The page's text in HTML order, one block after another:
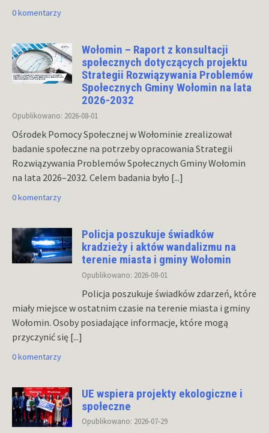
0 komentarzy
Wołomin – Raport z konsultacji
społecznych dotyczących projektu
Strategii Rozwiązywania Problemów
Społecznych Gminy Wołomin na lata
2026-2032
Opublikowano: 2026-08-01
Ośrodek Pomocy Społecznej w Wołominie zrealizował
badanie społeczne na potrzeby opracowania Strategii
Rozwiązywania Problemów Społecznych Gminy Wołomin
na lata 2026–2032. Celem badania było [...]
0 komentarzy
Policja poszukuje świadków
kradzieży i aktów wandalizmu na
terenie miasta i gminy Wołomin
Opublikowano: 2026-08-01
Policja poszukuje świadków zdarzeń, które
miały miejsce w ostatnim czasie na terenie miasta i gminy
Wołomin. Osoby posiadające informacje, które mogą
przyczynić się [...]
0 komentarzy
UE wspiera projekty ekologiczne i
społeczne
Opublikowano: 2026-07-29